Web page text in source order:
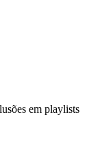
em playlists